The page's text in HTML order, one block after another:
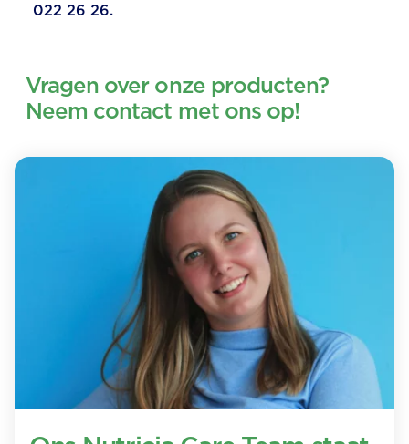
022 26 26.
Vragen over onze producten?
Neem contact met ons op!